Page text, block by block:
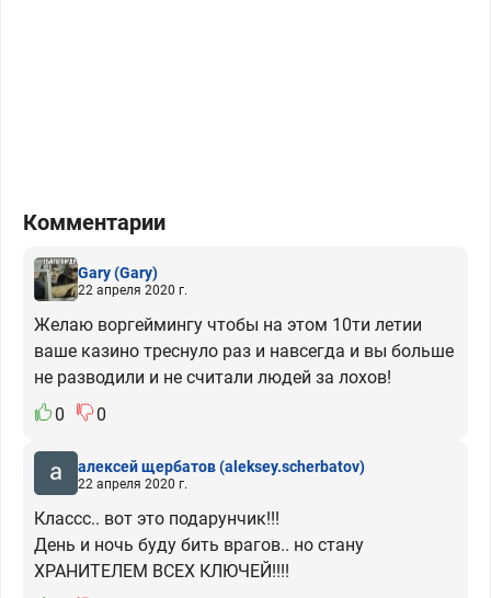
Комментарии
Gary(Gary)
22 апреля 2020 г.
Желаю воргеймингу чтобы на этом 10ти летии
ваше казино треснуло раз и навсегда и вы больше
не разводили и не считали людей за лохов!
0
0
алексей щербатов(aleksey.scherbatov)
22 апреля 2020 г.
Классс.. вот это подарунчик!!!
День и ночь буду бить врагов.. но стану
ХРАНИТЕЛЕМ ВСЕХ КЛЮЧЕЙ!!!!